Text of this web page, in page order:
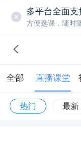
多平台全面支
方便选课，随时
全部 直播课堂
热门 最新